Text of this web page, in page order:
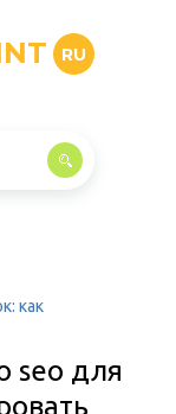
RU
как
seo для